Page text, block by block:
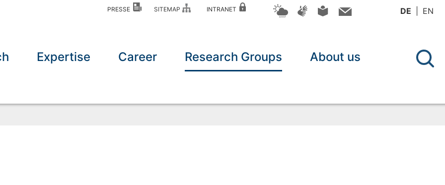
PRESSE SITEMAP INTRANET DE EN
Expertise Career Research Groups About us